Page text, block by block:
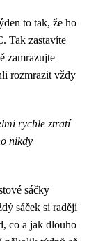
to tak, že ho
Tak zastavíte
zamrazujte
rozmrazit vždy
rychle ztratí
nikdy
sáčky
sáček si raději
co a jak dlouho